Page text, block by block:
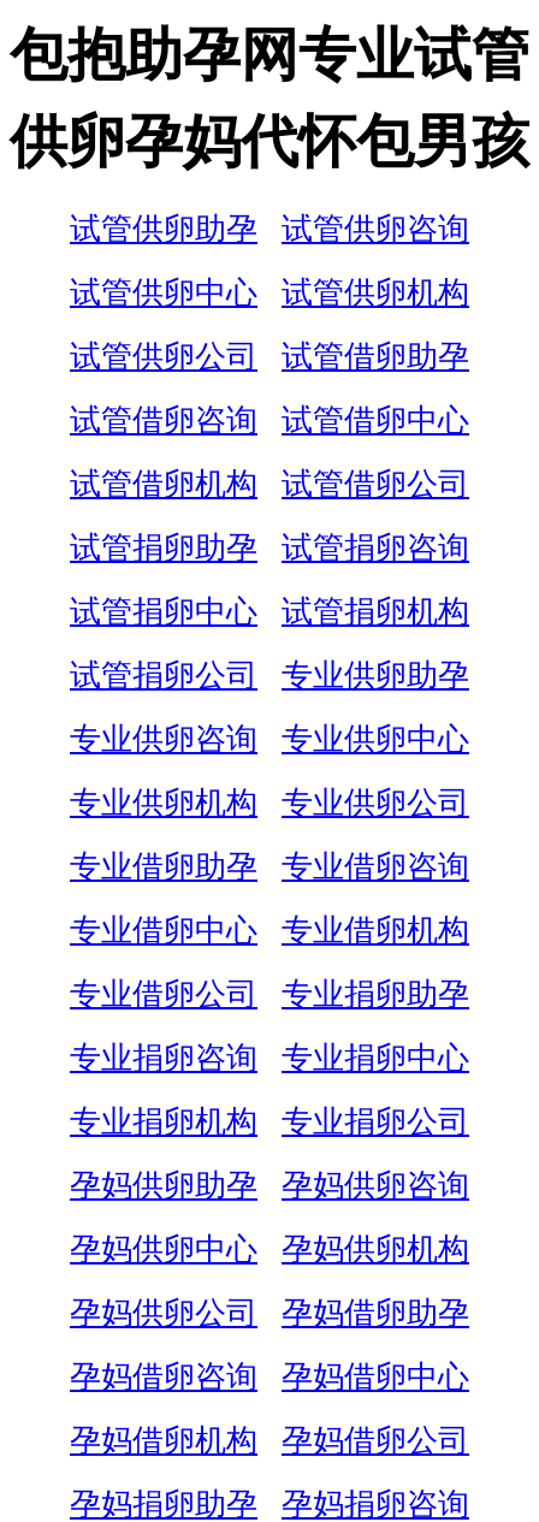
包抱助孕网专业试管
供卵孕妈代怀包男孩
试管供卵助孕
试管供卵咨询
试管供卵中心
试管供卵机构
试管供卵公司
试管借卵助孕
试管借卵咨询
试管借卵中心
试管借卵机构
试管借卵公司
试管捐卵助孕
试管捐卵咨询
试管捐卵中心
试管捐卵机构
试管捐卵公司
专业供卵助孕
专业供卵咨询
专业供卵中心
专业供卵机构
专业供卵公司
专业借卵助孕
专业借卵咨询
专业借卵中心
专业借卵机构
专业借卵公司
专业捐卵助孕
专业捐卵咨询
专业捐卵中心
专业捐卵机构
专业捐卵公司
孕妈供卵助孕
孕妈供卵咨询
孕妈供卵中心
孕妈供卵机构
孕妈供卵公司
孕妈借卵助孕
孕妈借卵咨询
孕妈借卵中心
孕妈借卵机构
孕妈借卵公司
孕妈捐卵助孕
孕妈捐卵咨询